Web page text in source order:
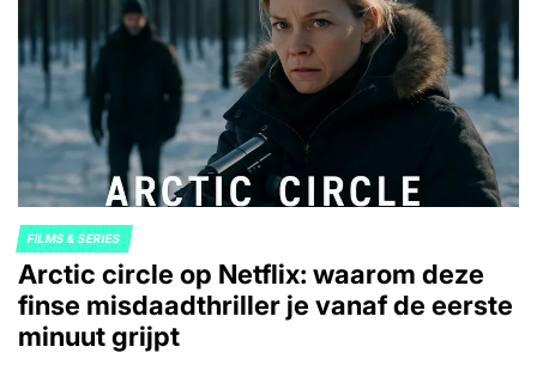
POSTED
IN
FILMS & SERIES
Arctic circle op Netflix: waarom deze
finse misdaadthriller je vanaf de eerste
minuut grijpt